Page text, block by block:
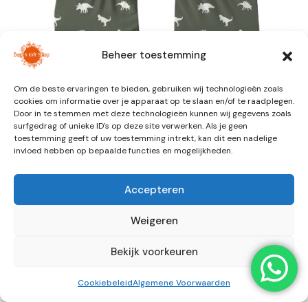
Beheer toestemming
Om de beste ervaringen te bieden, gebruiken wij technologieën zoals
cookies om informatie over je apparaat op te slaan en/of te raadplegen.
Door in te stemmen met deze technologieën kunnen wij gegevens zoals
surfgedrag of unieke ID's op deze site verwerken. Als je geen
toestemming geeft of uw toestemming intrekt, kan dit een nadelige
invloed hebben op bepaalde functies en mogelijkheden.
Accepteren
Weigeren
Bekijk voorkeuren
CookiebeleidAlgemene Voorwaarden
Slipstop Dino Green
€22,99
Slipstop shoes zijn de nieuwste waterschoentjes met
multifunctionele gebruiksmomenten.
Kies een optie